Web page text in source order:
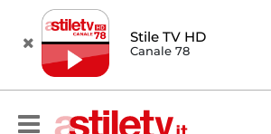
Stile TV HD
Canale 78